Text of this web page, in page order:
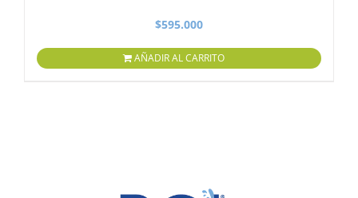
$595.000
AÑADIR AL CARRITO